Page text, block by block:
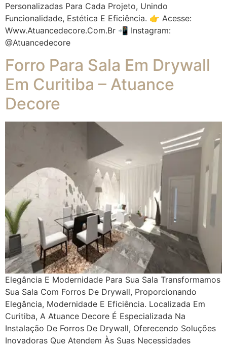
Personalizadas Para Cada Projeto, Unindo
Funcionalidade, Estética E Eficiência. 👉 Acesse:
Www.atuancedecore.com.br 📲 Instagram:
@atuancedecore
Forro Para Sala Em Drywall
Em Curitiba – Atuance
Decore
Elegância E Modernidade Para Sua Sala Transformamos
Sua Sala Com Forros De Drywall, Proporcionando
Elegância, Modernidade E Eficiência. Localizada Em
Curitiba, A Atuance Decore É Especializada Na
Instalação De Forros De Drywall, Oferecendo Soluções
Inovadoras Que Atendem Às Suas Necessidades